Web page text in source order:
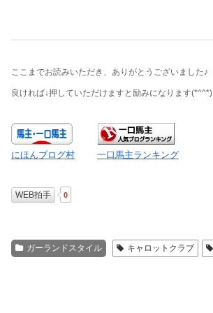
ここまでお読みいただき、ありがとうございました♪
良ければ↓押していただけますと励みになります(*^^*)
にほんブログ村 一口馬主ランキング
WEB拍手 0
ガーランドスタイル キャロットクラブ